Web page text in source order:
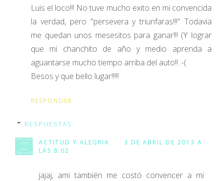
Luis el loco!!! No tuve mucho exito en mi convencida
la verdad, pero "persevera y triunfaras!!!" Todavia
me quedan unos mesesitos para ganar!!! (Y lograr
que mi chanchito de año y medio aprenda a
aguantarse mucho tiempo arriba del auto!! :-(
Besos y que bello lugar!!!!!
RESPONDER
RESPUESTAS
ACTITUD Y ALEGRIA
3 DE ABRIL DE 2013 A
LAS 8:02
jajaj, ami también me costó convencer a mi